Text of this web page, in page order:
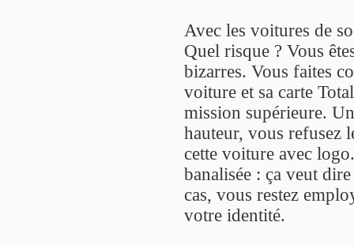
Avec les voitures de
Quel risque ? Vous
bizarres. Vous faites
voiture et sa carte
mission supérieure.
hauteur, vous refusez
cette voiture avec
banalisée : ça veut
cas, vous restez
votre identité.